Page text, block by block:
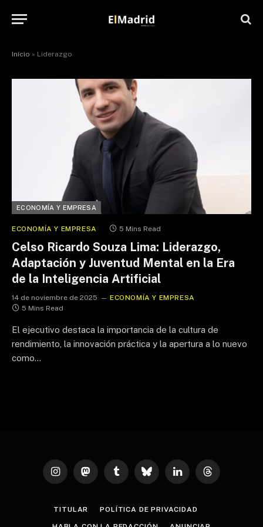
Início » Liderazgo
ECONOMÍA Y EMPRESA
ECONOMÍA Y EMPRESA 5 Mins Read
Celso Ricardo Souza Lima: Liderazgo,
Adaptación y Juventud Mental en la Era
de la Inteligencia Artificial
14 de noviembre de 2025
ECONOMÍA Y EMPRESA
5 Mins Read
El ejecutivo destaca la importancia de la cultura de
rendimiento, la innovación práctica y la apertura a lo nuevo
como…
InstagramMastodonTumblr Bluesky LinkedInThreads
TITULAR POLÍTICA DE PRIVACIDAD